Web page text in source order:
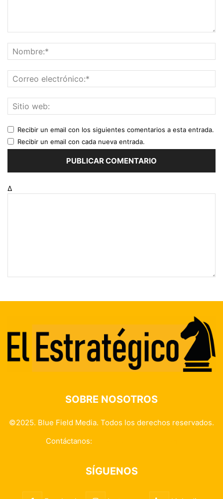
Recibir un email con los siguientes comentarios a esta entrada.
Recibir un email con cada nueva entrada.
Δ
SOBRE NOSOTROS
©2025. Blue Field Media. Todos los derechos reservados.
Contáctanos:
SÍGUENOS